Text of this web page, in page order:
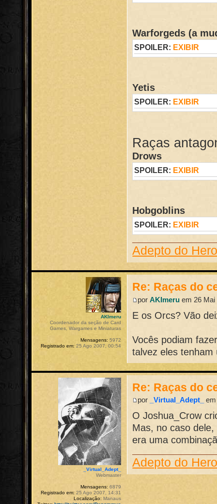
Warforgeds (a
SPOILER: EXIBIR
Yetis
SPOILER: EXIBIR
Raças
Drows
SPOILER: EXIBIR
Hobgoblins
SPOILER: EXIBIR
Adepto do
Re: Raças do
porAKImeru em 26 Mai
E os Orcs? Vão
Vocês podiam
talvez eles tenham
AKImeru
Coordenador da seção de Card
Games, Wargames e Miniaturas
Mensagens: 5972
Registrado em: 25 Ago 2007, 00:54
Re: Raças do
por _Virtual_Adept_
O Joshua_Crow
Mas, no caso
era uma
Adepto do
_Virtual_Adept_
Webmaster
Mensagens: 6879
Registrado em: 25 Ago 2007, 14:31
Localização: Manaus